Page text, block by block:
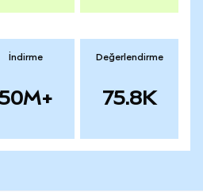
İndirme Değerlendirme
75.8K